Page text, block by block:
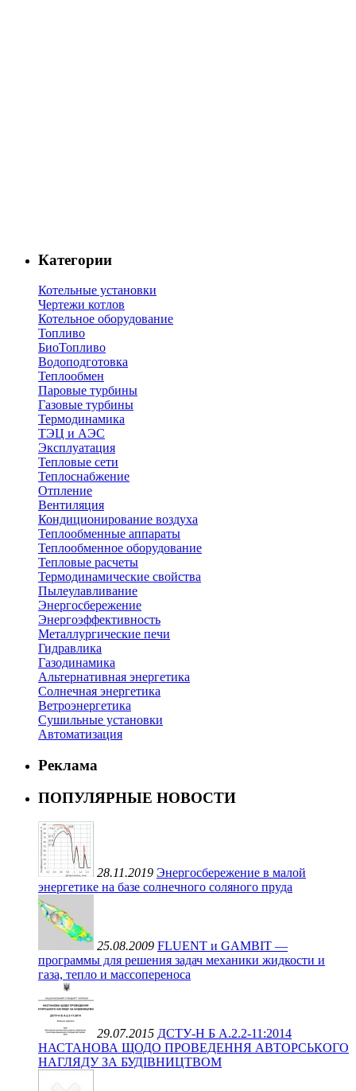
Категории
Котельные установки
Чертежи котлов
Котельное оборудование
Топливо
БиоТопливо
Водоподготовка
Теплообмен
Паровые турбины
Газовые турбины
Термодинамика
ТЭЦ и АЭС
Эксплуатация
Тепловые сети
Теплоснабжение
Отпление
Вентиляция
Кондиционирование воздуха
Теплообменные аппараты
Теплообменное оборудование
Тепловые расчеты
Термодинамические свойства
Пылеулавливание
Энергосбережение
Энергоэффективность
Металлургические печи
Гидравлика
Газодинамика
Альтернативная энергетика
Солнечная энергетика
Ветроэнергетика
Сушильные установки
Автоматизация
Реклама
ПОПУЛЯРНЫЕ НОВОСТИ
28.11.2019 Энергосбережение в малой
энергетике на базе солнечного соляного пруда
25.08.2009 FLUENT и GAMBIT —
программы для решения задач механики жидкости и
газа, тепло и массопереноса
29.07.2015 ДСТУ-Н Б А.2.2-11:2014
НАСТАНОВА ЩОДО ПРОВЕДЕННЯ АВТОРСЬКОГО
НАГЛЯДУ ЗА БУДІВНИЦТВОМ